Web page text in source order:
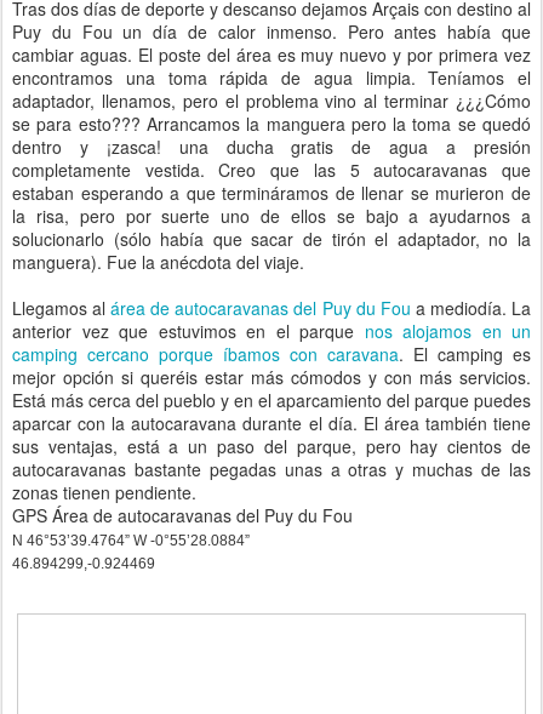
Tras dos días de deporte y descanso dejamos Arçais con destino al
Puy du Fou un día de calor inmenso. Pero antes había que
cambiar aguas. El poste del área es muy nuevo y por primera vez
encontramos una toma rápida de agua limpia. Teníamos el
adaptador, llenamos, pero el problema vino al terminar ¿¿¿Cómo
se para esto??? Arrancamos la manguera pero la toma se quedó
dentro y ¡zasca! una ducha gratis de agua a presión
completamente vestida. Creo que las 5 autocaravanas que
estaban esperando a que termináramos de llenar se murieron de
la risa, pero por suerte uno de ellos se bajo a ayudarnos a
solucionarlo (sólo había que sacar de tirón el adaptador, no la
manguera). Fue la anécdota del viaje.
Llegamos alárea de autocaravanas del Puy du Fou a mediodía. La
anterior vez que estuvimos en el parque nos alojamos en un
camping cercano porque íbamos con caravana. El camping es
mejor opción si queréis estar más cómodos y con más servicios.
Está más cerca del pueblo y en el aparcamiento del parque puedes
aparcar con la autocaravana durante el día. El área también tiene
sus ventajas, está a un paso del parque, pero hay cientos de
autocaravanas bastante pegadas unas a otras y muchas de las
zonas tienen pendiente.
GPS Área de autocaravanas del Puy du Fou
N 46°53’39.4764” W -0°55’28.0884”
46.894299,-0.924469